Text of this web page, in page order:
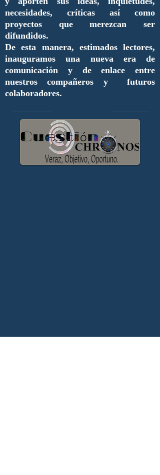
necesidades, críticas así como
proyectos que merezcan ser
difundidos.
De esta manera, estimados lectores,
inauguramos una nueva era de
comunicación y de enlace entre
nuestros compañeros y futuros
colaboradores.